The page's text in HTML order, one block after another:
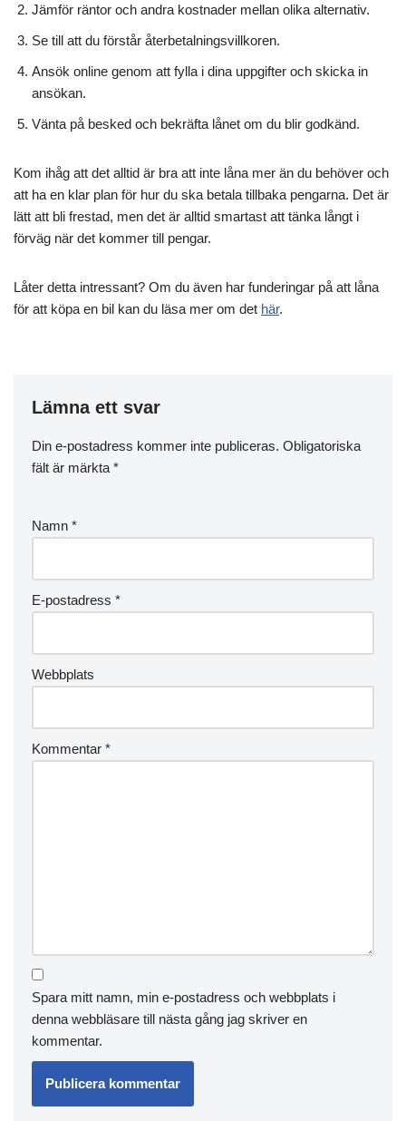
Jämför räntor och andra kostnader mellan olika alternativ.
Se till att du förstår återbetalningsvillkoren.
Ansök online genom att fylla i dina uppgifter och skicka in
ansökan.
Vänta på besked och bekräfta lånet om du blir godkänd.
Kom ihåg att det alltid är bra att inte låna mer än du behöver och
att ha en klar plan för hur du ska betala tillbaka pengarna. Det är
lätt att bli frestad, men det är alltid smartast att tänka långt i
förväg när det kommer till pengar.
Låter detta intressant? Om du även har funderingar på att låna
för att köpa en bil kan du läsa mer om det här.
Lämna ett svar
Din e-postadress kommer inte publiceras. Obligatoriska
fält är märkta *
Namn *
E-postadress *
Webbplats
Kommentar *
Spara mitt namn, min e-postadress och webbplats i
denna webbläsare till nästa gång jag skriver en
kommentar.